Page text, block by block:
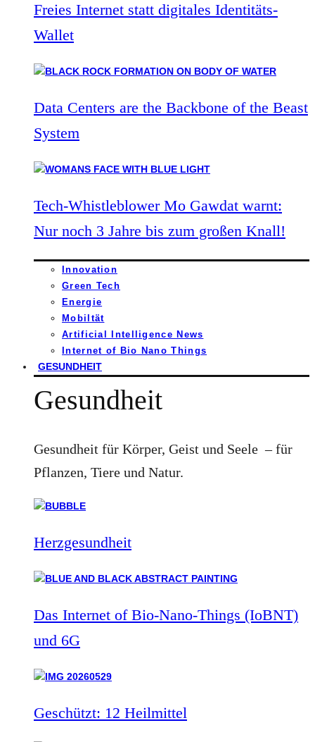
Freies Internet statt digitales Identitäts-
Wallet
Data Centers are the Backbone of the Beast
System
Tech-Whistleblower Mo Gawdat warnt:
Nur noch 3 Jahre bis zum großen Knall!
Innovation
Green Tech
Energie
Mobiltät
Artificial Intelligence News
Internet of Bio Nano Things
GESUNDHEIT
Gesundheit
Gesundheit für Körper, Geist und Seele – für
Pflanzen, Tiere und Natur.
Herzgesundheit
Das Internet of Bio-Nano-Things (IoBNT)
und 6G
Geschützt: 12 Heilmittel